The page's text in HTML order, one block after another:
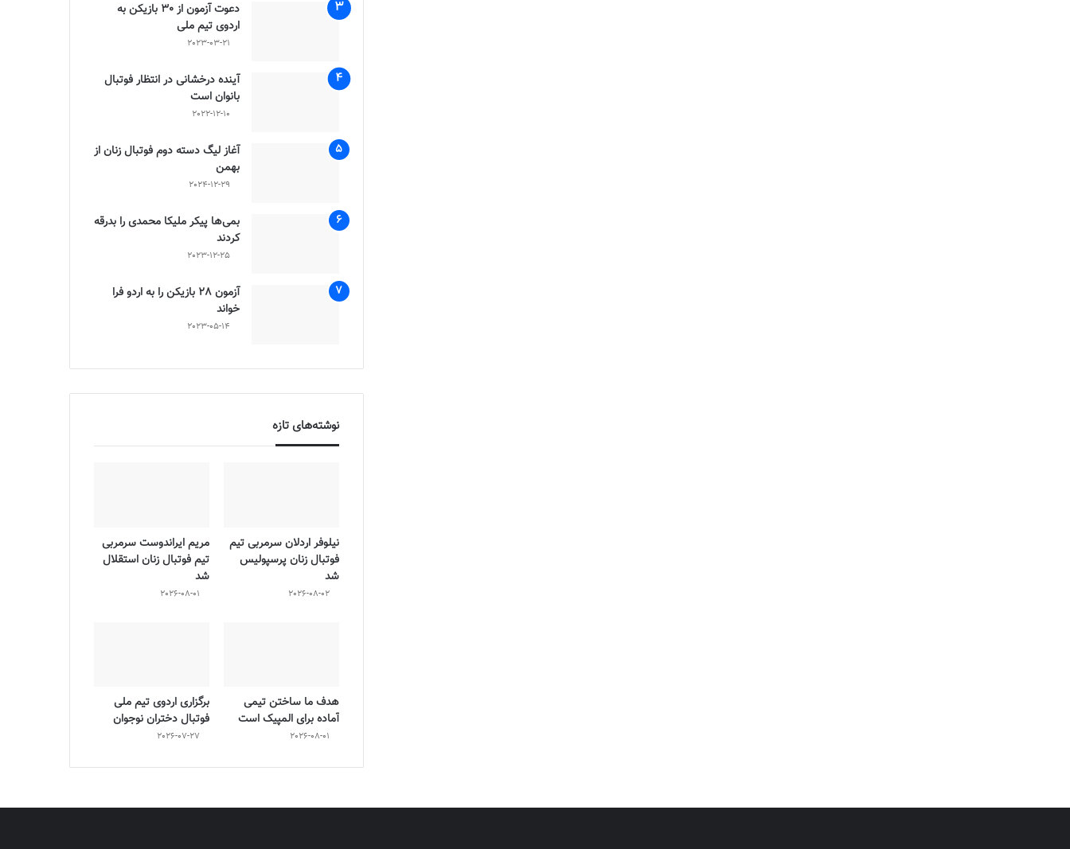
دعوت آزمون از 30 بازیکن به
اردوی تیم ملی
2023-03-21
آینده درخشانی در انتظار فوتبال
بانوان است
2022-12-10
آغاز لیگ دسته دوم فوتبال زنان از
بهمن
2024-12-29
بمی‌ها پیکر ملیکا محمدی را بدرقه
کردند
2023-12-25
آزمون 28 بازیکن را به اردو فرا
خواند
2023-05-14
نوشته‌های تازه
نیلوفر اردلان سرمربی تیم
فوتبال زنان پرسپولیس
شد
2026-08-02
مریم ایراندوست سرمربی
تیم فوتبال زنان استقلال
شد
2026-08-01
هدف ما ساختن تیمی
آماده برای المپیک است
2026-08-01
برگزاری اردوی تیم ملی
فوتبال دختران نوجوان
2026-07-27